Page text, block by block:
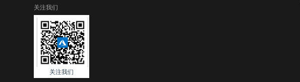
关注我们
关注我们